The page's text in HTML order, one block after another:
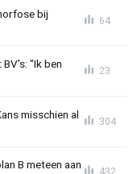
bij
64
"Ik ben
23
misschien al
304
B meteen aan
432